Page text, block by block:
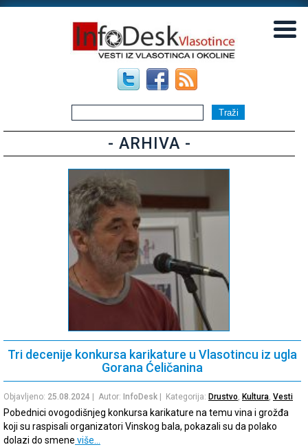
- ARHIVA -
Tri decenije konkursa karikature u Vlasotincu iz ugla
Gorana Ćeličanina
Objavljeno: 25.08.2024 | Autor: InfoDesk | Kategorija: Drustvo, Kultura, Vesti
Pobednici ovogodišnjeg konkursa karikature na temu vina i grožđa
koji su raspisali organizatori Vinskog bala, pokazali su da polako
dolazi do smene više…